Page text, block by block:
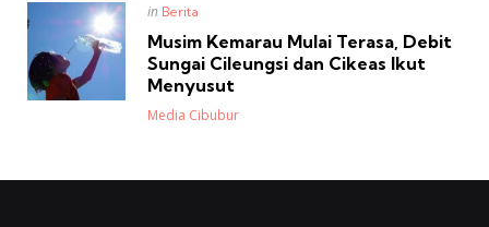
Posted
in Berita
Musim Kemarau Mulai Terasa, Debit
Sungai Cileungsi dan Cikeas Ikut
Menyusut
Posted
Media Cibubur